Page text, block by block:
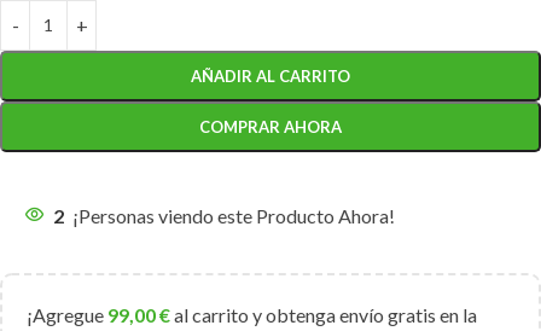
AÑADIR AL CARRITO
COMPRAR AHORA
2 ¡Personas viendo este Producto Ahora!
¡Agregue 99,00€al carrito y obtenga envío gratis en la